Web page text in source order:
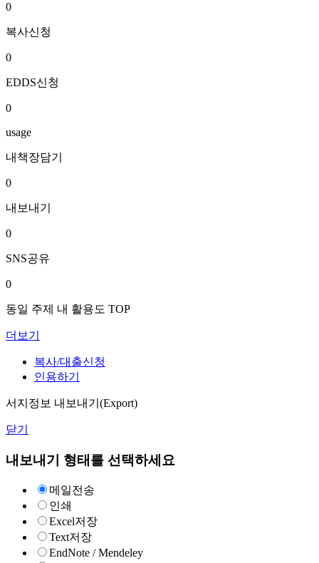
0
복사신청
0
EDDS신청
0
usage
내책장담기
0
내보내기
0
SNS공유
0
동일 주제 내 활용도 TOP
더보기
복사/대출신청
인용하기
서지정보 내보내기(Export)
닫기
내보내기 형태를 선택하세요
메일전송
인쇄
Excel저장
Text저장
EndNote / Mendeley